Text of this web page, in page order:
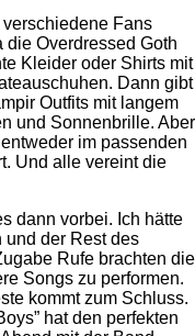
Fans
Overdressed Goth
Kleider oder Shirts mit
Dann gibt
Outfits mit langem
und Sonnenbrille. Aber
im passenden
Und alle vereint die
dann vorbei. Ich hätte
und der Rest des
Rufe brachten die
Songs zu performen.
kommt zum Schluss.
hat den perfekten